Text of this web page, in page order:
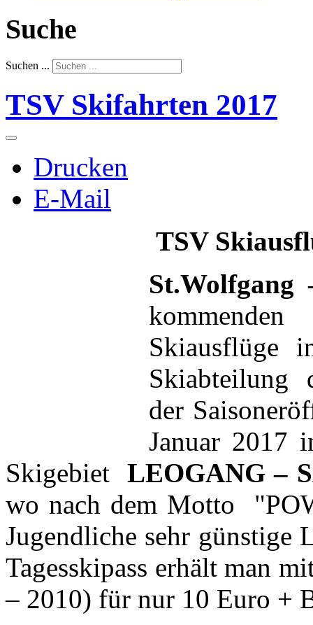
Suche
Suchen ...
TSV Skifahrten 2017
Drucken
E-Mail
TSV
Skiausflüge
Skiabteilung
der
Januar 2017
Skigebiet LEOGANG –
wo nach dem Motto
Jugendliche sehr günstige
Tagesskipass erhält man
– 2010) für nur 10 Euro +